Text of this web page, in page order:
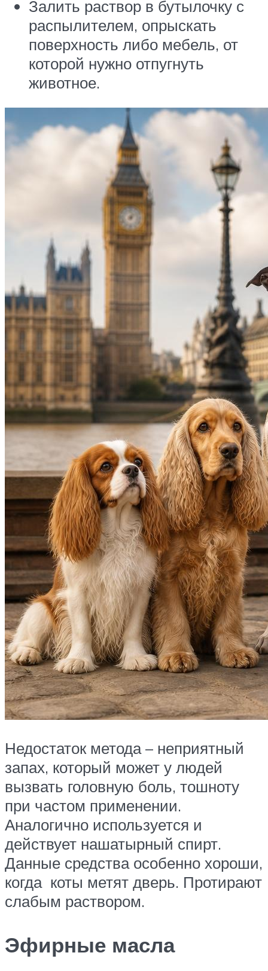
Залить раствор в бутылочку с
распылителем, опрыскать
поверхность либо мебель, от
которой нужно отпугнуть
животное.
Недостаток метода – неприятный
запах, который может у людей
вызвать головную боль, тошноту
при частом применении.
Аналогично используется и
действует нашатырный спирт.
Данные средства особенно хороши,
когда коты метят дверь. Протирают
слабым раствором.
Эфирные масла